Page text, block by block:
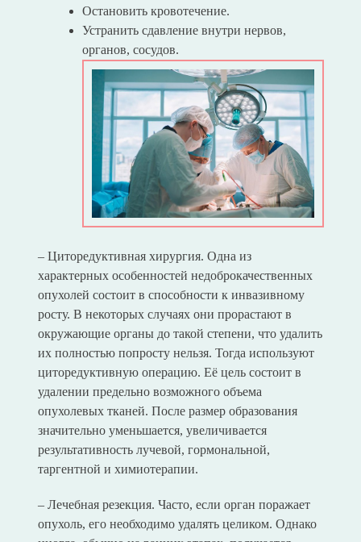
Остановить кровотечение.
Устранить сдавление внутри нервов,
органов, сосудов.
– Циторедуктивная хирургия. Одна из
характерных особенностей недоброкачественных
опухолей состоит в способности к инвазивному
росту. В некоторых случаях они прорастают в
окружающие органы до такой степени, что удалить
их полностью попросту нельзя. Тогда используют
циторедуктивную операцию. Её цель состоит в
удалении предельно возможного объема
опухолевых тканей. После размер образования
значительно уменьшается, увеличивается
результативность лучевой, гормональной,
таргентной и химиотерапии.
– Лечебная резекция. Часто, если орган поражает
опухоль, его необходимо удалять целиком. Однако